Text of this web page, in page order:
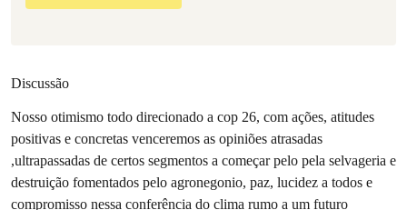
Discussão
Nosso otimismo todo direcionado a cop 26, com ações, atitudes
positivas e concretas venceremos as opiniões atrasadas
,ultrapassadas de certos segmentos a começar pelo pela selvageria e
destruição fomentados pelo agronegonio, paz, lucidez a todos e
compromisso nessa conferência do clima rumo a um futuro